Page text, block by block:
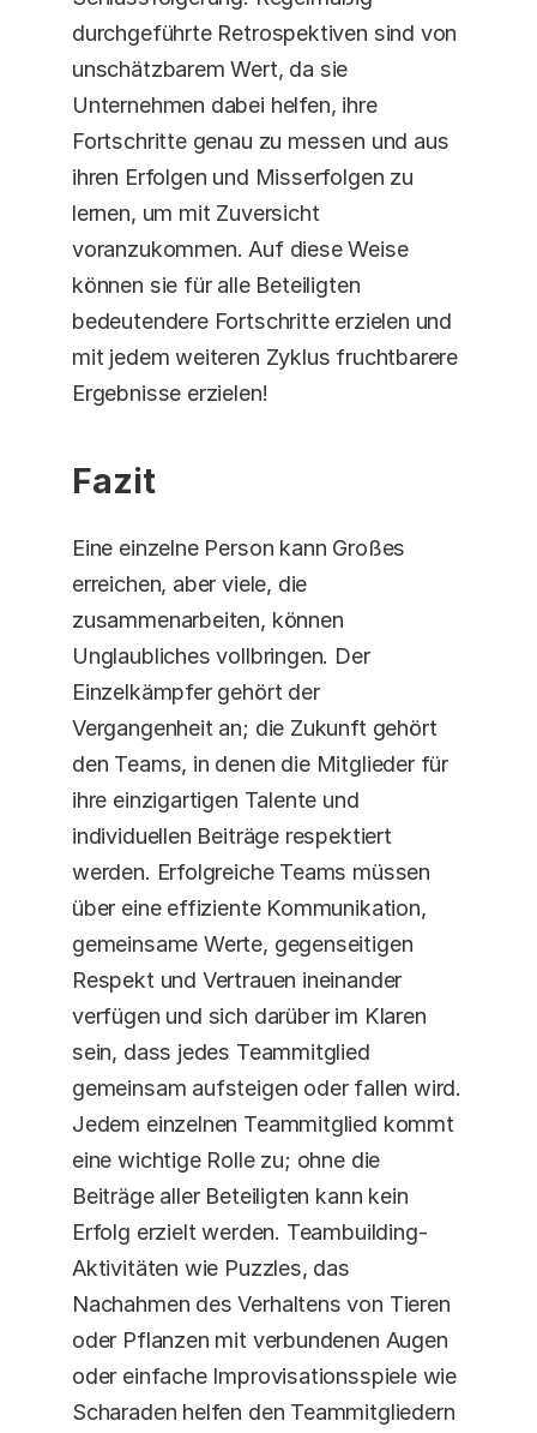
durchgeführte Retrospektiven sind von
unschätzbarem Wert, da sie
Unternehmen dabei helfen, ihre
Fortschritte genau zu messen und aus
ihren Erfolgen und Misserfolgen zu
lernen, um mit Zuversicht
voranzukommen. Auf diese Weise
können sie für alle Beteiligten
bedeutendere Fortschritte erzielen und
mit jedem weiteren Zyklus fruchtbarere
Ergebnisse erzielen!
Fazit
Eine einzelne Person kann Großes
erreichen, aber viele, die
zusammenarbeiten, können
Unglaubliches vollbringen. Der
Einzelkämpfer gehört der
Vergangenheit an; die Zukunft gehört
den Teams, in denen die Mitglieder für
ihre einzigartigen Talente und
individuellen Beiträge respektiert
werden. Erfolgreiche Teams müssen
über eine effiziente Kommunikation,
gemeinsame Werte, gegenseitigen
Respekt und Vertrauen ineinander
verfügen und sich darüber im Klaren
sein, dass jedes Teammitglied
gemeinsam aufsteigen oder fallen wird.
Jedem einzelnen Teammitglied kommt
eine wichtige Rolle zu; ohne die
Beiträge aller Beteiligten kann kein
Erfolg erzielt werden. Teambuilding-
Aktivitäten wie Puzzles, das
Nachahmen des Verhaltens von Tieren
oder Pflanzen mit verbundenen Augen
oder einfache Improvisationsspiele wie
Scharaden helfen den Teammitgliedern